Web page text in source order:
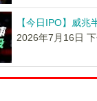
【今日IPO】威兆
2026年7月16日